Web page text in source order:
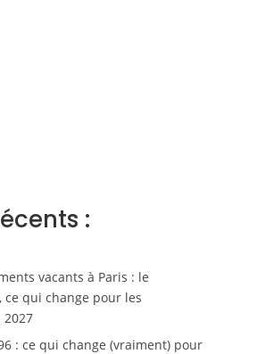
:
vacants à Paris : le
qui change pour les
: ce qui change (vraiment) pour